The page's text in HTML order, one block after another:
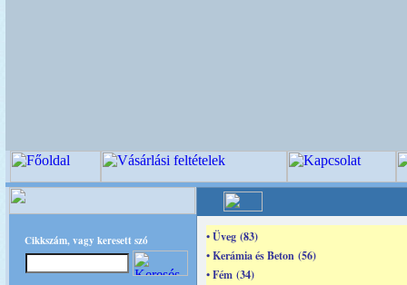
Cikkszám, vagy keresett szó
• Üveg (83)
• Kerámia és Beton (56)
• Fém (34)